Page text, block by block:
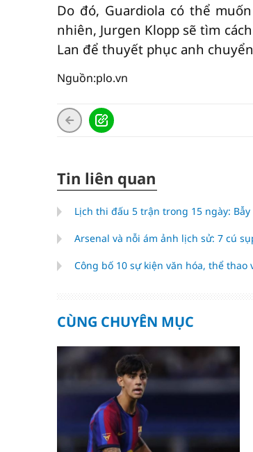
Do đó, Guardiola có thể
nhiên, Jurgen Klopp sẽ tìm
Lan để thuyết phục anh
Nguồn:plo.vn
Tin liên quan
Lịch thi đấu 5 trận trong 15 ngày:
Arsenal và nỗi ám ảnh lịch sử: 7 cú
Công bố 10 sự kiện văn hóa, thể
CÙNG CHUYÊN MỤC